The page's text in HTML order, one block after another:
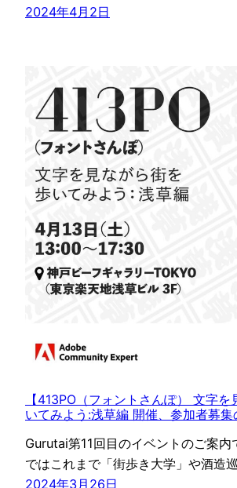
2024年4月2日
【413PO（フォントさんぽ） 文字
いてみよう:浅草編 開催、参加者募集
Gurutai第11回目のイベントのご案
ではこれまで「街歩き大学」や酒造
2024年3月26日